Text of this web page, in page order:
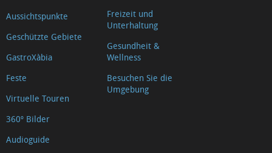
Aussichtspunkte
Geschützte Gebiete
GastroXàbia
Feste
Virtuelle Touren
360º Bilder
Audioguide
Freizeit und
Unterhaltung
Gesundheit &
Wellness
Besuchen Sie die
Umgebung